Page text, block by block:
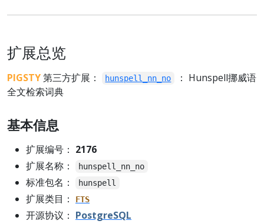
扩展总览
PIGSTY第三方扩展： hunspell_nn_no
： Hunspell挪威语
全文检索词典
基本信息
扩展编号： 2176
扩展名称：
hunspell_nn_no
标准包名： hunspell
扩展类目： FTS
开源协议： PostgreSQL